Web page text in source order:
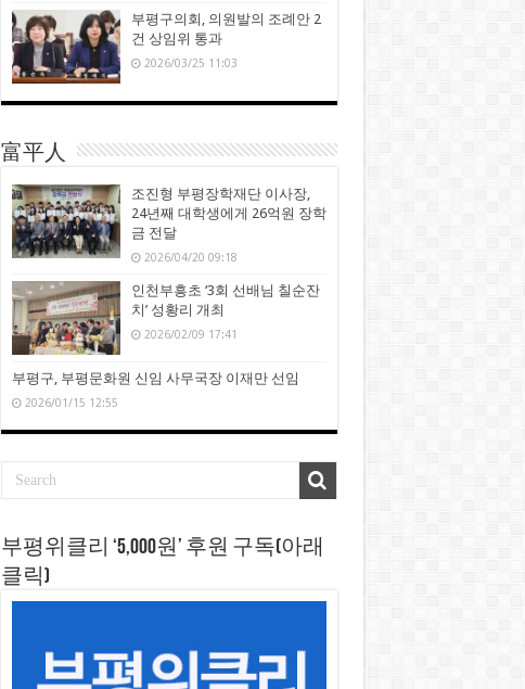
부평구의회, 의원발의 조례안 2
건 상임위 통과
2026/03/25 11:03
富平人
조진형 부평장학재단 이사장,
24년째 대학생에게 26억원 장학
금 전달
2026/04/20 09:18
인천부흥초 ‘3회 선배님 칠순잔
치’ 성황리 개최
2026/02/09 17:41
부평구, 부평문화원 신임 사무국장 이재만 선임
2026/01/15 12:55
부평위클리 ‘5,000원’ 후원 구독(아래
클릭)